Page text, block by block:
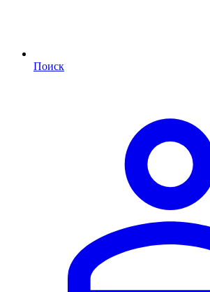
Поиск